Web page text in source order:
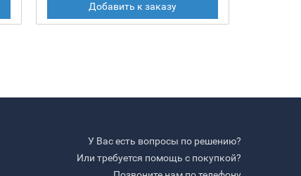
Добавить к заказу
У Вас есть вопросы по решению?
Или требуется помощь с покупкой?